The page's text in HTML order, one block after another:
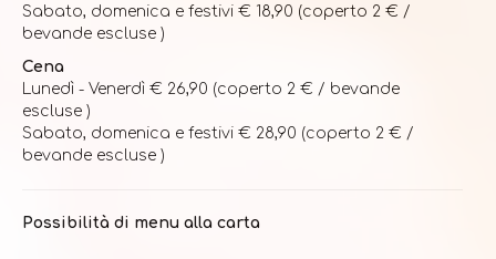
Sabato, domenica e festivi € 18,90 (coperto 2 € /
bevande escluse )
Cena
Lunedì - Venerdì € 26,90 (coperto 2 € / bevande
escluse )
Sabato, domenica e festivi € 28,90 (coperto 2 € /
bevande escluse )
Possibilità di menu alla carta